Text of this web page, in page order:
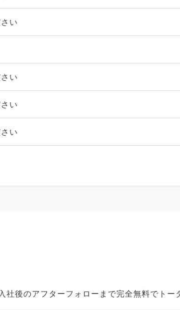
い
い
い
い
後のアフターフォローまで完全無料でトー